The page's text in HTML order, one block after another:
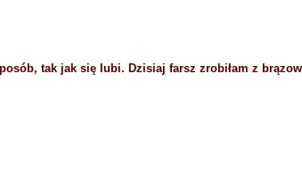
tak jak się lubi. Dzisiaj farsz zrobiłam z